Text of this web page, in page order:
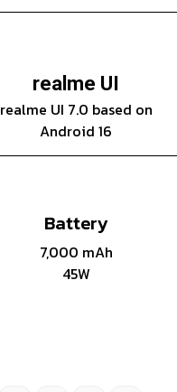
realme UI
realme UI 7.0 based on
Android 16
Battery
7,000 mAh
45W